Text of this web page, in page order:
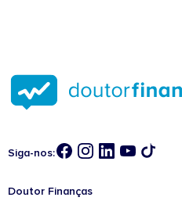
Siga-nos:
Doutor Finanças